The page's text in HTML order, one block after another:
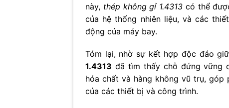
này, thép không gỉ 1.4313 có thể
của hệ thống nhiên liệu, và các
động của máy bay.
Tóm lại, nhờ sự kết hợp độc đáo
1.4313 đã tìm thấy chỗ đứng vững
hóa chất và hàng không vũ trụ,
của các thiết bị và công trình.